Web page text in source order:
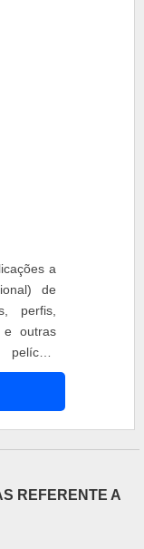
a
de
perfis,
e outras
em
qual há
REFERENTE A